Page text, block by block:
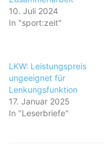
10. Juli 2024
In "sport:zeit"
LKW: Leistungspreis
ungeeignet für
Lenkungsfunktion
17. Januar 2025
In "Leserbriefe"